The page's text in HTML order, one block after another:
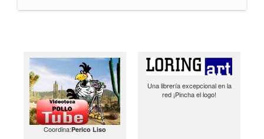
Coordina:Perico Liso
Una librería excepcional en la
red ¡Pincha el logo!